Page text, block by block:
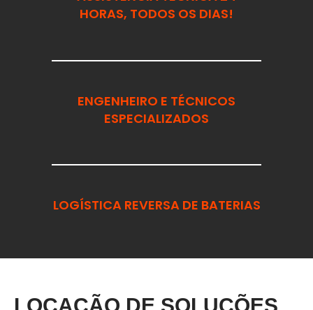
HORAS, TODOS OS DIAS!
ENGENHEIRO E TÉCNICOS
ESPECIALIZADOS
LOGÍSTICA REVERSA DE BATERIAS
LOCAÇÃO DE SOLUÇÕES